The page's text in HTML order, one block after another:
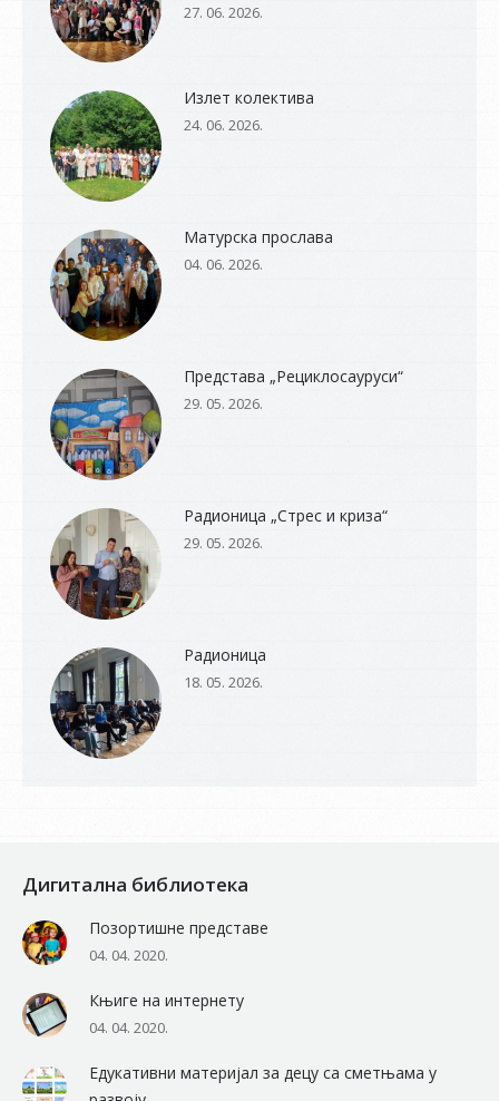
27. 06. 2026.
Излет колектива
24. 06. 2026.
Матурска прослава
04. 06. 2026.
Представа „Рециклосауруси“
29. 05. 2026.
Радионица „Стрес и криза“
29. 05. 2026.
Радионица
18. 05. 2026.
Дигитална библиотека
Позортишне представе
04. 04. 2020.
Књиге на интернету
04. 04. 2020.
Едукативни материјал за децу са сметњама у